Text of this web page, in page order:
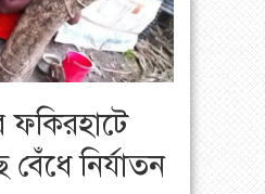
ফকিরহাটে
নির্যাতন